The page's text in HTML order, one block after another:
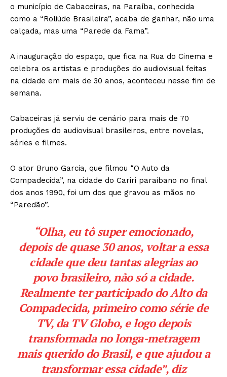
o município de Cabaceiras, na Paraíba, conhecida
como a “Roliúde Brasileira”, acaba de ganhar, não uma
calçada, mas uma “Parede da Fama”.
A inauguração do espaço, que fica na Rua do Cinema e
celebra os artistas e produções do audiovisual feitas
na cidade em mais de 30 anos, aconteceu nesse fim de
semana.
Cabaceiras já serviu de cenário para mais de 70
produções do audiovisual brasileiros, entre novelas,
séries e filmes.
O ator Bruno Garcia, que filmou “O Auto da
Compadecida”, na cidade do Cariri paraibano no final
dos anos 1990, foi um dos que gravou as mãos no
“Paredão”.
“Olha, eu tô super emocionado,
depois de quase 30 anos, voltar a essa
cidade que deu tantas alegrias ao
povo brasileiro, não só a cidade.
Realmente ter participado do Alto da
Compadecida, primeiro como série de
TV, da TV Globo, e logo depois
transformada no longa-metragem
mais querido do Brasil, e que ajudou a
transformar essa cidade”, diz